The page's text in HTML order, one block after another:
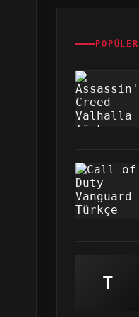
POPÜLER
T